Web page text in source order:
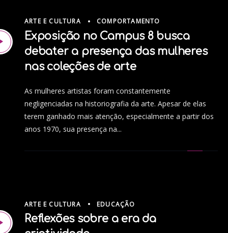
ARTE E CULTURA COMPORTAMENTO
Exposição no Campus 8 busca
debater a presença das mulheres
nas coleções de arte
As mulheres artistas foram constantemente
negligenciadas na historiografia da arte. Apesar de elas
terem ganhado mais atenção, especialmente a partir dos
anos 1970, sua presença na...
ARTE E CULTURA EDUCAÇÃO
Reflexões sobre a era da